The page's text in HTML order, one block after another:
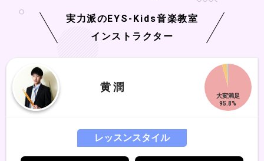
実力派の EYS-Kids音楽教室
インストラクター
黄 潤
レッスンスタイル